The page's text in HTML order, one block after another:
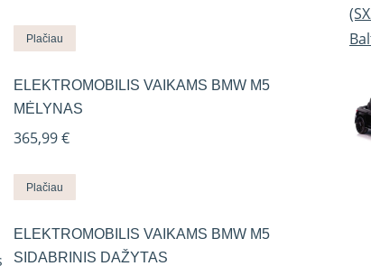
Plačiau
ELEKTROMOBILIS VAIKAMS BMW M5
MĖLYNAS
365,99€
Plačiau
ELEKTROMOBILIS VAIKAMS BMW M5
SIDABRINIS DAŽYTAS